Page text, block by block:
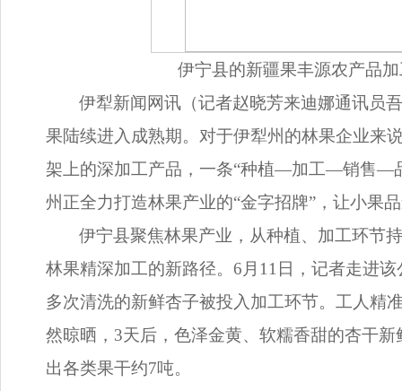
伊宁县的新疆果丰源农产品
伊犁新闻网讯（记者赵晓芳来迪娜通讯员
果陆续进入成熟期。对于伊犁州的林果企业来
架上的深加工产品，一条“种植—加工—销售—
州正全力打造林果产业的“金字招牌”，让小果
伊宁县聚焦林果产业，从种植、加工环节
林果精深加工的新路径。6月11日，记者走进
多次清洗的新鲜杏子被投入加工环节。工人精
然晾晒，3天后，色泽金黄、软糯香甜的杏干
出各类果干约7吨。